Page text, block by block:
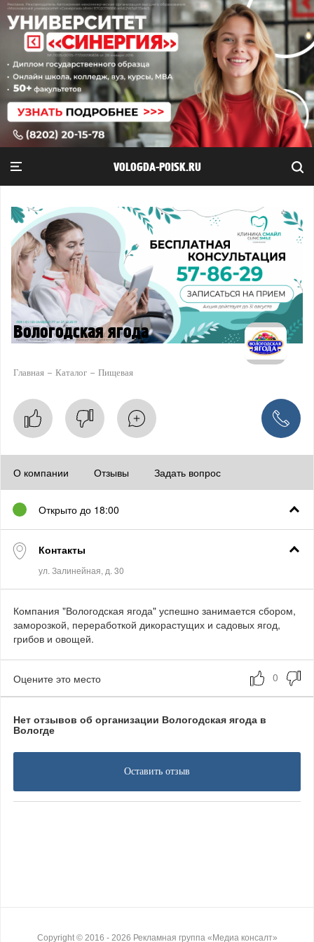
VOLOGDA-POISK.RU
Вологодская ягода
Главная Каталог Пищевая
О компании Отзывы Задать вопрос
Открыто до 18:00
Контакты
Компания "Вологодская ягода" успешно занимается сбором,
заморозкой, переработкой дикорастущих и садовых ягод,
грибов и овощей.
Оцените это место
Нет отзывов об организации Вологодская ягода в
Вологде
Оставить отзыв
Copyright © 2016 - 2026 Рекламная группа «Медиа консалт»